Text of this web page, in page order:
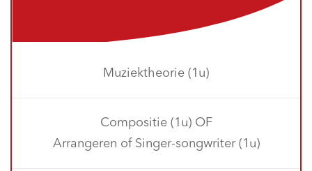
Muziektheorie (1u)
Compositie (1u) OF
Arrangeren of Singer-songwriter (1u)